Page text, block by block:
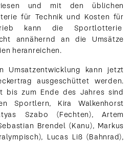
und mit den üblichen
für Technik und Kosten für
kann die Sportlotterie
annähernd an die Umsätze
heranreichen.
Umsatzentwicklung kann jetzt
ausgeschüttet werden.
bis zum Ende des Jahres sind
Sportlern, Kira Walkenhorst
Szabo (Fechten), Artem
Brendel (Kanu), Markus
Lucas Liß (Bahnrad),